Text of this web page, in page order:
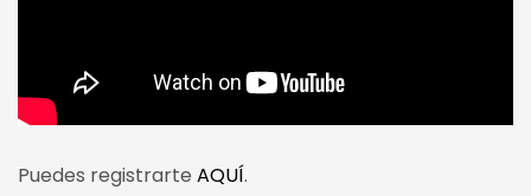
Puedes registrarte AQUÍ.